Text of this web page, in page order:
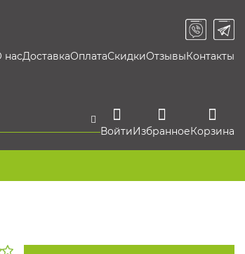
насДоставкаОплатаСкидкиОтзывыКонтакты
ВойтиИзбранноеКорзина